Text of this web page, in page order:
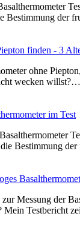
Bestimmung der
finden - 3
ohne
wecken willst?…
im Test
Bestimmung
Messung der
Mein Testbericht